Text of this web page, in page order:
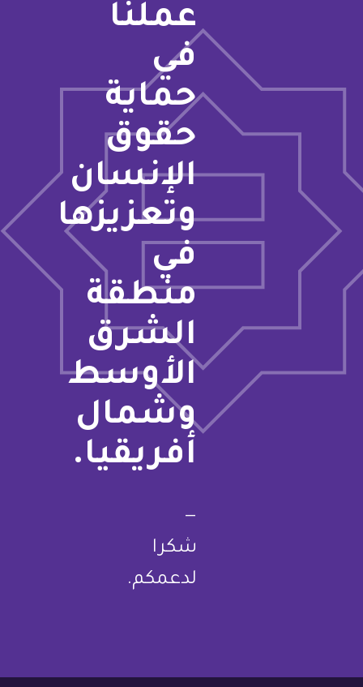
عملنا
في
حماية
حقوق
الإنسان
وتعزيزها
في
منطقة
الشرق
الأوسط
وشمال
أفريقيا.
—
شكرا
لدعمكم.